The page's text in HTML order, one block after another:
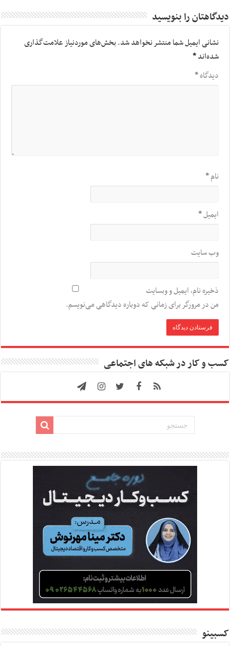
دیدگاهتان را بنویسید
نشانی ایمیل شما منتشر نخواهد شد.بخش‌های موردنیاز علامت‌گذاری
شده‌اند*
دیدگاه*
نام*
ایمیل*
وب‌ سایت
ذخیره نام، ایمیل و وبسایت
من در مرورگر برای زمانی که دوباره دیدگاهی می‌نویسم.
کسب و کار در شبکه های اجتماعی
کسبینو